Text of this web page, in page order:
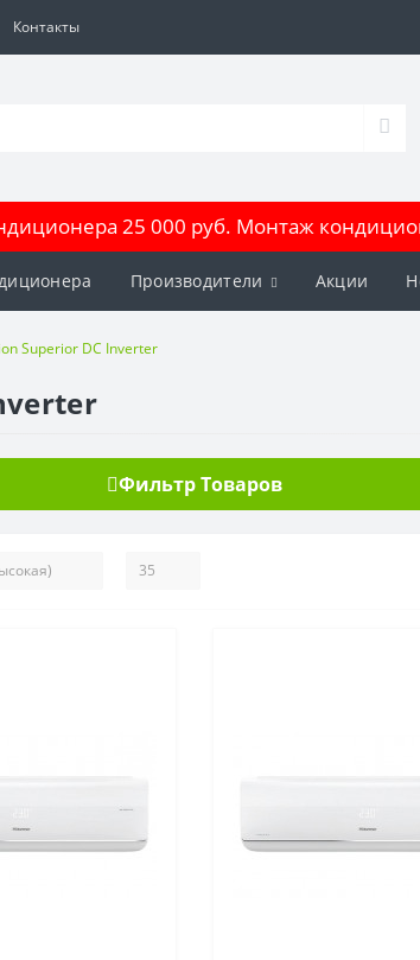
Контакты
25 000 руб. Монтаж
Производители Акции
Superior DC Inverter
Фильтр Товаров